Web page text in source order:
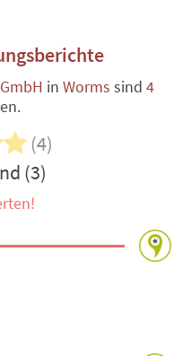
in Worms sind 4
(4)
(3)